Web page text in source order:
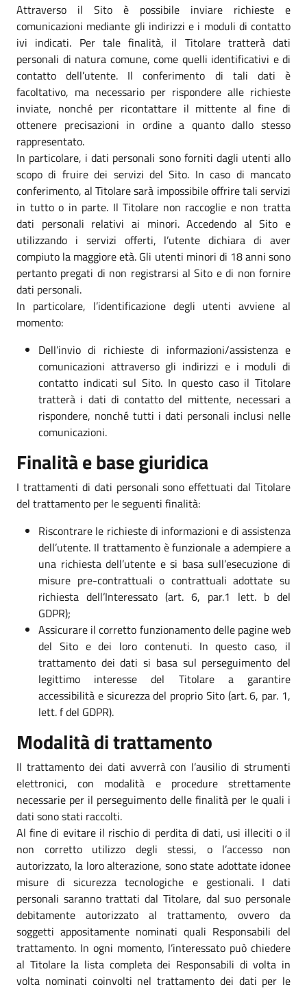
Attraverso il Sito è possibile inviare richieste e
comunicazioni mediante gli indirizzi e i moduli di contatto
ivi indicati. Per tale finalità, il Titolare tratterà dati
personali di natura comune, come quelli identificativi e di
contatto dell’utente. Il conferimento di tali dati è
facoltativo, ma necessario per rispondere alle richieste
inviate, nonché per ricontattare il mittente al fine di
ottenere precisazioni in ordine a quanto dallo stesso
rappresentato.
In particolare, i dati personali sono forniti dagli utenti allo
scopo di fruire dei servizi del Sito. In caso di mancato
conferimento, al Titolare sarà impossibile offrire tali servizi
in tutto o in parte. Il Titolare non raccoglie e non tratta
dati personali relativi ai minori. Accedendo al Sito e
utilizzando i servizi offerti, l’utente dichiara di aver
compiuto la maggiore età. Gli utenti minori di 18 anni sono
pertanto pregati di non registrarsi al Sito e di non fornire
dati personali.
In particolare, l’identificazione degli utenti avviene al
momento:
Dell’invio di richieste di informazioni/assistenza e
comunicazioni attraverso gli indirizzi e i moduli di
contatto indicati sul Sito. In questo caso il Titolare
tratterà i dati di contatto del mittente, necessari a
rispondere, nonché tutti i dati personali inclusi nelle
comunicazioni.
Finalità e base giuridica
I trattamenti di dati personali sono effettuati dal Titolare
del trattamento per le seguenti finalità:
Riscontrare le richieste di informazioni e di assistenza
dell’utente. Il trattamento è funzionale a adempiere a
una richiesta dell’utente e si basa sull’esecuzione di
misure pre-contrattuali o contrattuali adottate su
richiesta dell’Interessato (art. 6, par.1 lett. b del
GDPR);
Assicurare il corretto funzionamento delle pagine web
del Sito e dei loro contenuti. In questo caso, il
trattamento dei dati si basa sul perseguimento del
legittimo interesse del Titolare a garantire
accessibilità e sicurezza del proprio Sito (art. 6, par. 1,
lett. f del GDPR).
Modalità di trattamento
Il trattamento dei dati avverrà con l’ausilio di strumenti
elettronici, con modalità e procedure strettamente
necessarie per il perseguimento delle finalità per le quali i
dati sono stati raccolti.
Al fine di evitare il rischio di perdita di dati, usi illeciti o il
non corretto utilizzo degli stessi, o l’accesso non
autorizzato, la loro alterazione, sono state adottate idonee
misure di sicurezza tecnologiche e gestionali. I dati
personali saranno trattati dal Titolare, dal suo personale
debitamente autorizzato al trattamento, ovvero da
soggetti appositamente nominati quali Responsabili del
trattamento. In ogni momento, l’interessato può chiedere
al Titolare la lista completa dei Responsabili di volta in
volta nominati coinvolti nel trattamento dei dati per le